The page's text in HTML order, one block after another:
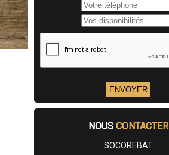
NOUS CONTACTER
SOCOREBAT